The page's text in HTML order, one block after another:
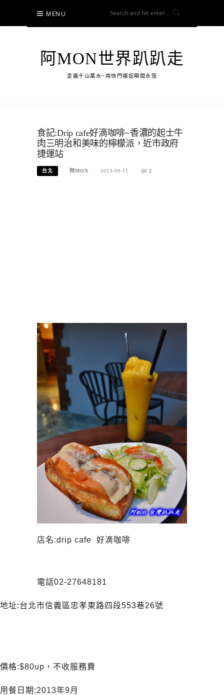
content
MENU
阿MON世界趴趴走
走遍千山萬水~用快門捕捉瞬間永恆
食記:Drip cafe好滴咖啡~香濃的起士牛
肉三明治和美味的檸檬派，近市政府
捷運站
台北 阿MON 2013-09-11 2
店名:drip cafe 好滴咖啡
電話02-27648181
地址:台北市信義區忠孝東路四段553巷26號
價格:$80up，不收服務費
用餐日期:2013年9月